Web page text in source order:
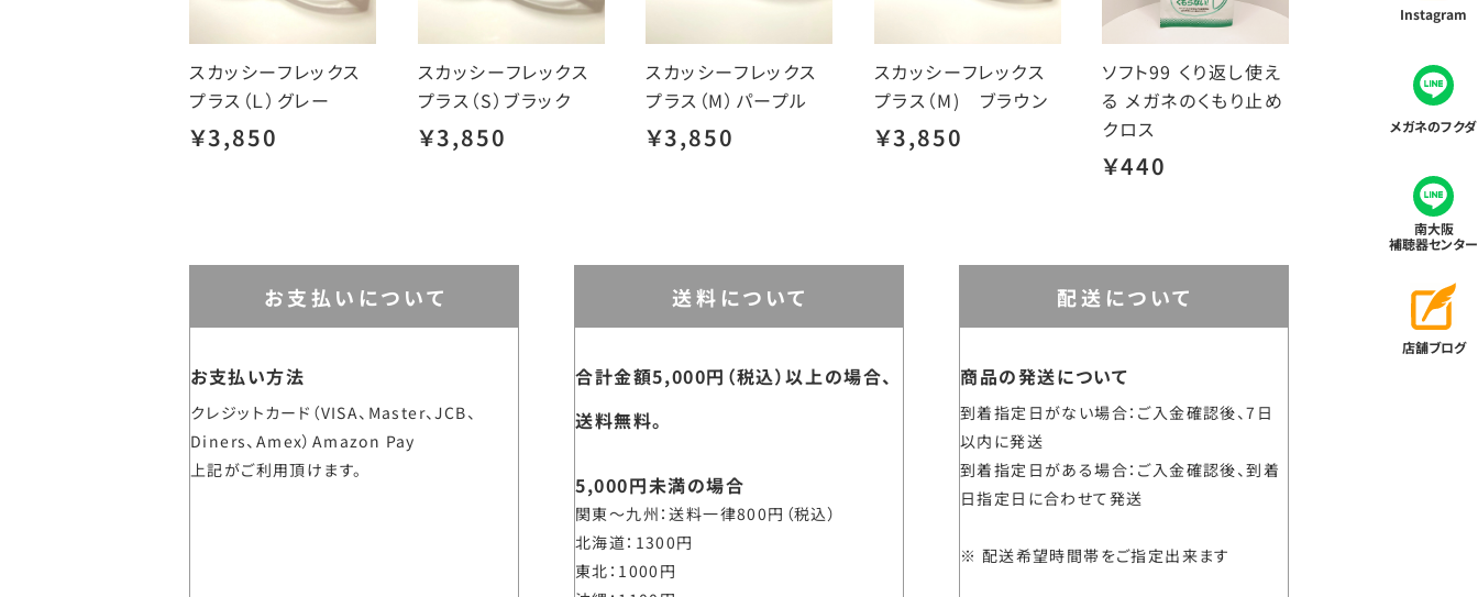
Instagram
メガネのフクダ
南大阪
補聴器センター
店舗ブログ
スカッシーフレックス
プラス（Ｌ）グレー
￥3,850
スカッシーフレックス
プラス（S）ブラック
￥3,850
スカッシーフレックス
プラス（M）パープル
￥3,850
スカッシーフレックス
プラス（M) ブラウン
￥3,850
ソフト99 くり返し使え
る メガネのくもり止め
クロス
￥440
お支払いについて
お支払い方法
クレジットカード（VISA、Master、JCB、
Diners、Amex）Amazon Pay
上記がご利用頂けます。
送料について
合計金額5,000円（税込）以上の場合、
送料無料。
5,000円未満の場合
関東～九州 送料一律800円（税込）
北海道 1300円
東北 1000円
配送について
商品の発送について
到着指定日がない場合：ご入金確認後、7日
以内に発送
到着指定日がある場合：ご入金確認後、到着
日指定日に合わせて発送
配送希望時間帯をご指定出来ます